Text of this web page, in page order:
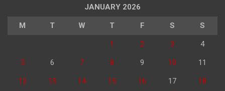
JANUARY 2026
M T W T F S S
1 2 3 4
5 6 7 8 9 10 11
12 13 14 15 16 17 18